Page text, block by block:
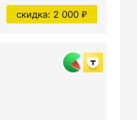
скидка: 2 000 ₽